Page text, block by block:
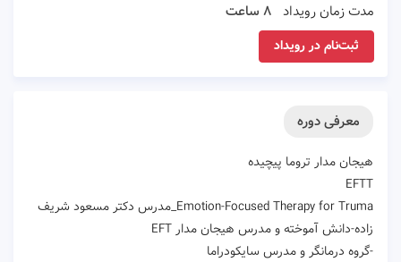
مدت زمان رویداد ۸ ساعت
ثبت‌نام در رویداد
معرفی دوره
هیجان مدار تروما پیچیده
EFTT
Emotion-Focused Therapy for Truma_مدرس دکتر مسعود شریف
زاده-دانش آموخته و مدرس هیجان مدار EFT
-گروه درمانگر و مدرس سایکودراما